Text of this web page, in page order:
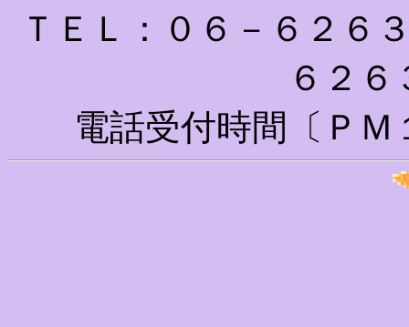
ＴＥＬ：０６－６２６
６２
電話受付時間〔Ｐ